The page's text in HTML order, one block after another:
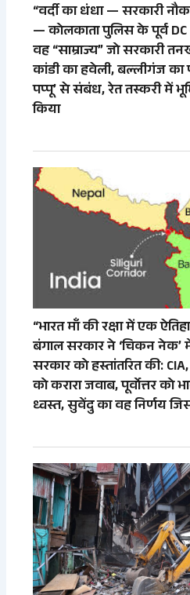
“वर्दी का धंधा — सरकारी
— कोलकाता पुलिस के पूर्व DC
वह “साम्राज्य” जो सरकारी
कांडी का हवेली, बल्लीगंज का
पप्पू’ से संबंध, रेत तस्करी में
किया
“भारत माँ की रक्षा में एक
बंगाल सरकार ने ‘चिकन नेक’
सरकार को हस्तांतरित की:
को करारा जवाब, पूर्वोत्तर
ध्वस्त, सुवेंदु का वह निर्णय